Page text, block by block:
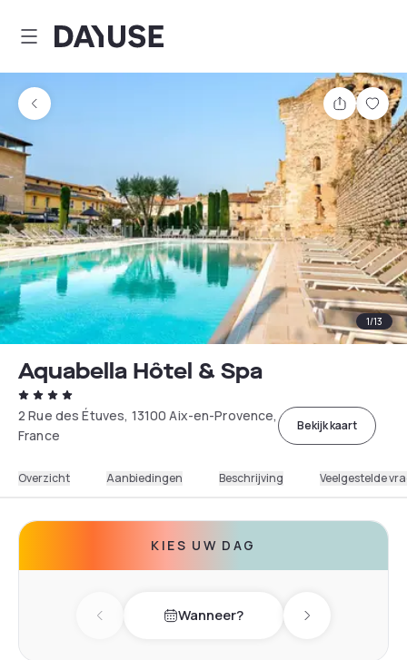
Dayuse
Delen
1/13
Aquabella Hôtel & Spa
2 Rue des Étuves, 13100 Aix-en-Provence,
France
Bekijk kaart
Overzicht Aanbiedingen Beschrijving Veelgestelde
KIES UW DAG
Previous dayWanneer? Next day